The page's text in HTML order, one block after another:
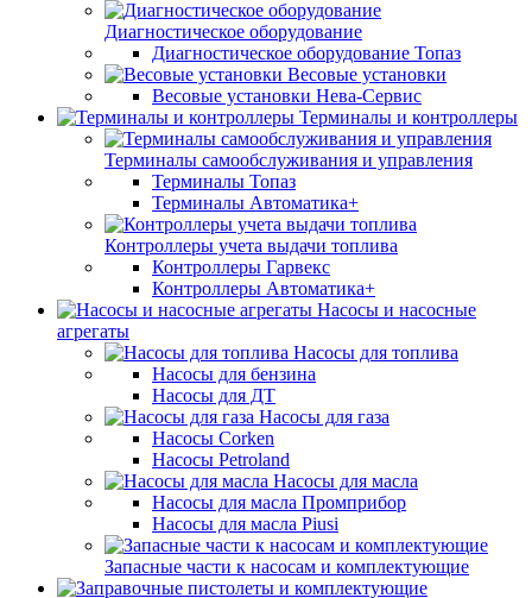
Диагностическое оборудование
Диагностическое оборудование Топаз
Весовые установки
Весовые установки Нева-Сервис
Терминалы и контроллеры
Терминалы самообслуживания и управления
Терминалы Топаз
Терминалы Автоматика+
Контроллеры учета выдачи топлива
Контроллеры Гарвекс
Контроллеры Автоматика+
Насосы и насосные
агрегаты
Насосы для топлива
Насосы для бензина
Насосы для ДТ
Насосы для газа
Насосы Corken
Насосы Petroland
Насосы для масла
Насосы для масла Промприбор
Насосы для масла Piusi
Запасные части к насосам и комплектующие